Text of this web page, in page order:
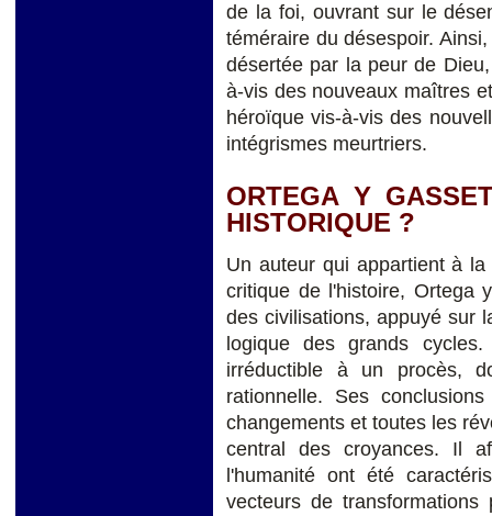
de la foi, ouvrant sur le
téméraire du désespoir.
désertée par la peur de
à-vis des nouveaux maîtres
héroïque vis-à-vis des
intégrismes meurtriers.
ORTEGA Y
HISTORIQUE ?
Un auteur qui appartient à
critique de l'histoire, Ortega
des civilisations, appuyé sur
logique des grands
irréductible à un procès,
rationnelle. Ses
changements et toutes les
central des croyances. Il
l'humanité ont été
vecteurs de